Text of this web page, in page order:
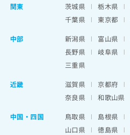
関東
茨城県 栃木県
千葉県
東京都
中部
新潟県 富山県
長野県
岐阜県
三重県
近畿
滋賀県 京都府
奈良県
和歌山県
中国・四国
鳥取県 島根県
山口県
徳島県